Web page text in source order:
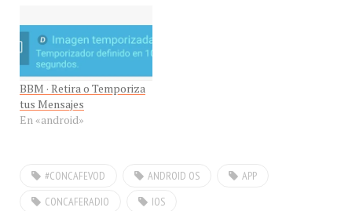
BBM · Retira o Temporiza
tus Mensajes
En «android»
#CONCAFEVOD ANDROID OS
APP
CONCAFERADIO
IOS